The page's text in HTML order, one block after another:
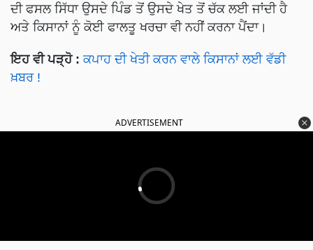
ਦੀ ਫਸਲ ਸਿੱਧਾ ਉਸਦੇ ਪਿੰਡ ਤੋਂ ਉਸਦੇ ਖੇਤ ਤੋਂ ਚੱਕ ਲਈ ਜਾਂਦੀ ਹੈ
ਅਤੇ ਕਿਸਾਨਾਂ ਨੂੰ ਕੋਈ ਫਾਲਤੂ ਖਰਚਾ ਵੀ ਨਹੀਂ ਕਰਨਾ ਪੈਂਦਾ।
ਇਹ ਵੀ ਪੜ੍ਹੋ: ਕਪਾਹ ਦੀ ਖੇਤੀ ਕਰਨ ਵਾਲੇ ਕਿਸਾਨਾਂ ਲਈ ਵੱਡੀ
ਖ਼ਬਰ !
Disclaimer: ਅਸੀਂ ਕਾਂਟਰੈਕਟ ਫਾਰਮਿੰਗ ਰਾਹੀਂ ਤੁਹਾਡੇ 'ਤੇ ਖੇਤੀ